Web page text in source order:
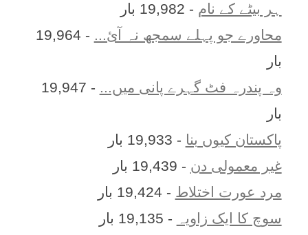
ہر بيٹے کے نام - 19,982 بار
محاورے جو پہلے سمجھ نہ آئ...
- 19,964
بار
وہ پندرہ فٹ گہرے پانی میں...
- 19,947
بار
پاکستان کیوں بنا - 19,933 بار
غیر معمولی دن - 19,439 بار
مرد عورت اختلاط - 19,424 بار
سوچ کا ایک زاویہ
- 19,135 بار